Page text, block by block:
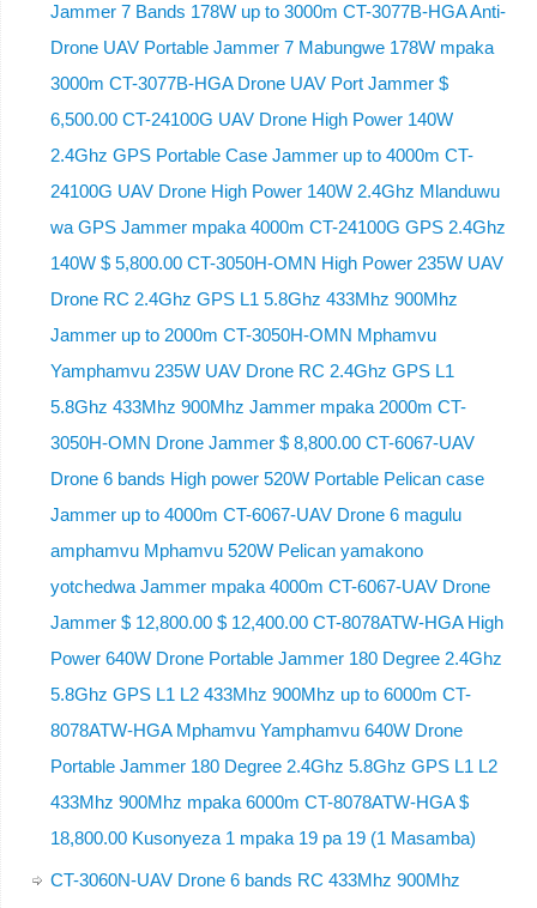
Jammer 7 Bands 178W up to 3000m CT-3077B-HGA Anti-
Drone UAV Portable Jammer 7 Mabungwe 178W mpaka
3000m CT-3077B-HGA Drone UAV Port Jammer $
6,500.00 CT-24100G UAV Drone High Power 140W
2.4Ghz GPS Portable Case Jammer up to 4000m CT-
24100G UAV Drone High Power 140W 2.4Ghz Mlanduwu
wa GPS Jammer mpaka 4000m CT-24100G GPS 2.4Ghz
140W $ 5,800.00 CT-3050H-OMN High Power 235W UAV
Drone RC 2.4Ghz GPS L1 5.8Ghz 433Mhz 900Mhz
Jammer up to 2000m CT-3050H-OMN Mphamvu
Yamphamvu 235W UAV Drone RC 2.4Ghz GPS L1
5.8Ghz 433Mhz 900Mhz Jammer mpaka 2000m CT-
3050H-OMN Drone Jammer $ 8,800.00 CT-6067-UAV
Drone 6 bands High power 520W Portable Pelican case
Jammer up to 4000m CT-6067-UAV Drone 6 magulu
amphamvu Mphamvu 520W Pelican yamakono
yotchedwa Jammer mpaka 4000m CT-6067-UAV Drone
Jammer $ 12,800.00 $ 12,400.00 CT-8078ATW-HGA High
Power 640W Drone Portable Jammer 180 Degree 2.4Ghz
5.8Ghz GPS L1 L2 433Mhz 900Mhz up to 6000m CT-
8078ATW-HGA Mphamvu Yamphamvu 640W Drone
Portable Jammer 180 Degree 2.4Ghz 5.8Ghz GPS L1 L2
433Mhz 900Mhz mpaka 6000m CT-8078ATW-HGA $
18,800.00 Kusonyeza 1 mpaka 19 pa 19 (1 Masamba)
CT-3060N-UAV Drone 6 bands RC 433Mhz 900Mhz